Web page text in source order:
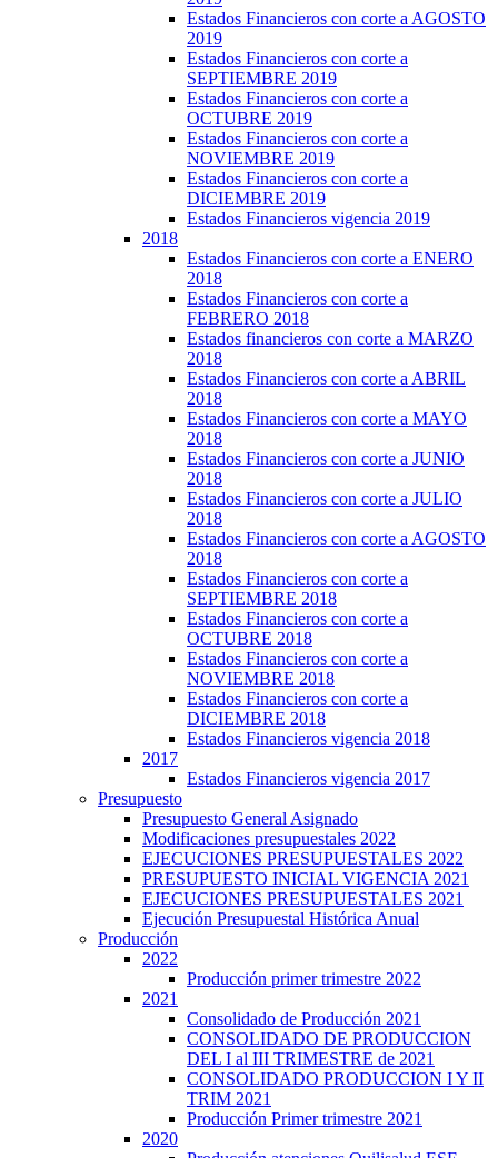
Estados Financieros con corte a AGOSTO
2019
Estados Financieros con corte a
SEPTIEMBRE 2019
Estados Financieros con corte a
OCTUBRE 2019
Estados Financieros con corte a
NOVIEMBRE 2019
Estados Financieros con corte a
DICIEMBRE 2019
Estados Financieros vigencia 2019
2018
Estados Financieros con corte a ENERO
2018
Estados Financieros con corte a
FEBRERO 2018
Estados financieros con corte a MARZO
2018
Estados Financieros con corte a ABRIL
2018
Estados Financieros con corte a MAYO
2018
Estados Financieros con corte a JUNIO
2018
Estados Financieros con corte a JULIO
2018
Estados Financieros con corte a AGOSTO
2018
Estados Financieros con corte a
SEPTIEMBRE 2018
Estados Financieros con corte a
OCTUBRE 2018
Estados Financieros con corte a
NOVIEMBRE 2018
Estados Financieros con corte a
DICIEMBRE 2018
Estados Financieros vigencia 2018
2017
Estados Financieros vigencia 2017
Presupuesto
Presupuesto General Asignado
Modificaciones presupuestales 2022
EJECUCIONES PRESUPUESTALES 2022
PRESUPUESTO INICIAL VIGENCIA 2021
EJECUCIONES PRESUPUESTALES 2021
Ejecución Presupuestal Histórica Anual
Producción
2022
Producción primer trimestre 2022
2021
Consolidado de Producción 2021
CONSOLIDADO DE PRODUCCION
DEL I al III TRIMESTRE de 2021
CONSOLIDADO PRODUCCION I Y II
TRIM 2021
Producción Primer trimestre 2021
2020